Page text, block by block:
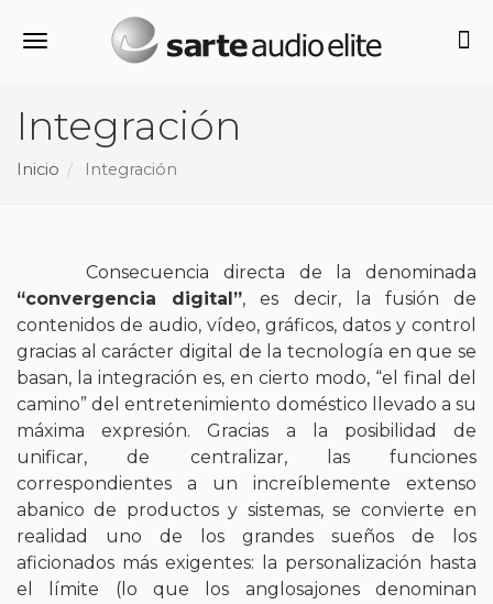
Alternar navegación
Integración
Inicio Integración
Consecuencia directa de la denominada
“convergencia digital”, es decir, la fusión de
contenidos de audio, vídeo, gráficos, datos y control
gracias al carácter digital de la tecnología en que se
basan, la integración es, en cierto modo, “el final del
camino” del entretenimiento doméstico llevado a su
máxima expresión. Gracias a la posibilidad de
unificar, de centralizar, las funciones
correspondientes a un increíblemente extenso
abanico de productos y sistemas, se convierte en
realidad uno de los grandes sueños de los
aficionados más exigentes: la personalización hasta
el límite (lo que los anglosajones denominan